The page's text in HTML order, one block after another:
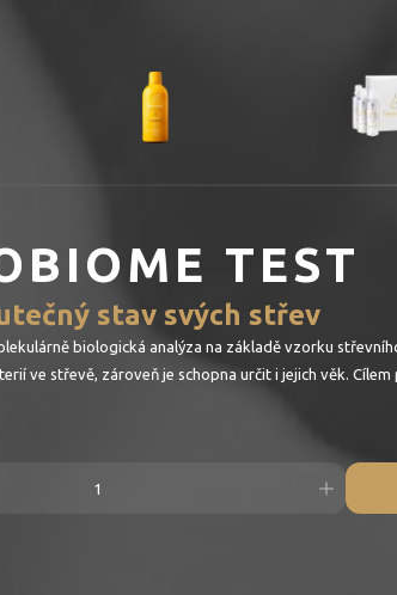
TEST
stav svých střev
biologická analýza na základě vzorku
ve střevě, zároveň je schopna určit i jejich věk.